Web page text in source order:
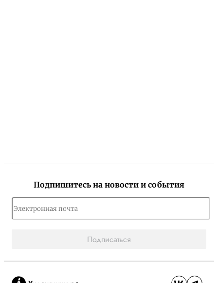
Подпишитесь на новости и события
Подписаться